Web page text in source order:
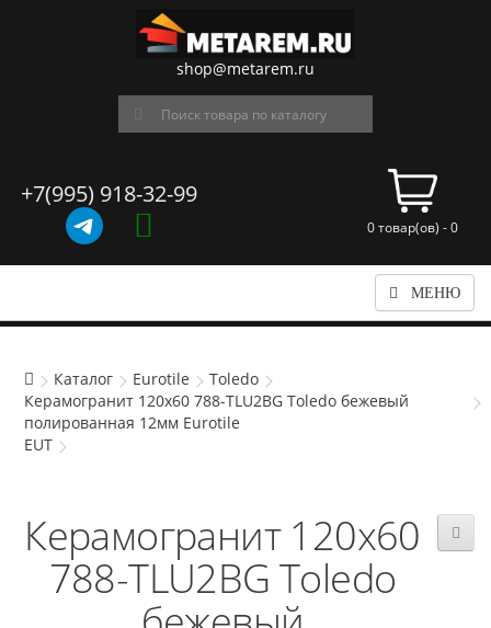
shop@metarem.ru
+7(995) 918-32-99
0 товар(ов) - 0
МЕНЮ
Каталог Eurotile
Toledo
Керамогранит 120x60 788-TLU2BG Toledo бежевый
полированная 12мм Eurotile
EUT
Керамогранит 120x60
788-TLU2BG Toledo